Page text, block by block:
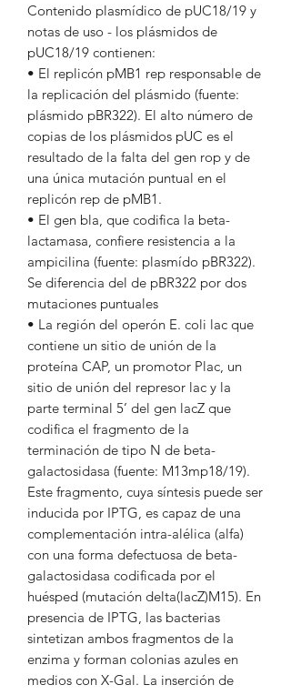
Contenido plasmídico de pUC18/19 y
notas de uso - los plásmidos de
pUC18/19 contienen:
• El replicón pMB1 rep responsable de
la replicación del plásmido (fuente:
plásmido pBR322). El alto número de
copias de los plásmidos pUC es el
resultado de la falta del gen rop y de
una única mutación puntual en el
replicón rep de pMB1.
• El gen bla, que codifica la beta-
lactamasa, confiere resistencia a la
ampicilina (fuente: plasmído pBR322).
Se diferencia del de pBR322 por dos
mutaciones puntuales
• La región del operón E. coli lac que
contiene un sitio de unión de la
proteína CAP, un promotor Plac, un
sitio de unión del represor lac y la
parte terminal 5’ del gen lacZ que
codifica el fragmento de la
terminación de tipo N de beta-
galactosidasa (fuente: M13mp18/19).
Este fragmento, cuya síntesis puede ser
inducida por IPTG, es capaz de una
complementación intra-alélica (alfa)
con una forma defectuosa de beta-
galactosidasa codificada por el
huésped (mutación delta(lacZ)M15). En
presencia de IPTG, las bacterias
sintetizan ambos fragmentos de la
enzima y forman colonias azules en
medios con X-Gal. La inserción de